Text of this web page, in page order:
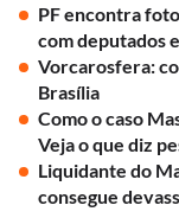
PF encontra
com deputados
Vorcarosfera:
Brasília
Como o caso
Veja o que diz
Liquidante do
consegue